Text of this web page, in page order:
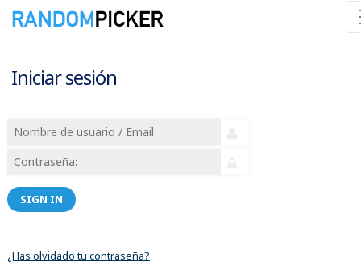
Iniciar sesión
SIGN IN
¿Has olvidado tu contraseña?